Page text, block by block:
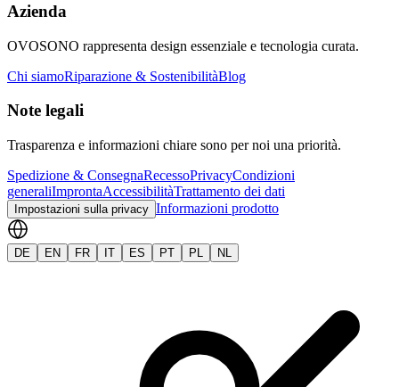
Azienda
OVOSONO rappresenta design essenziale e tecnologia curata.
Chi siamoRiparazione & SostenibilitàBlog
Note legali
Trasparenza e informazioni chiare sono per noi una priorità.
Spedizione & ConsegnaRecessoPrivacyCondizioni
generaliImprontaAccessibilitàTrattamento dei dati
Impostazioni sulla privacy Informazioni prodotto
DE EN FR IT ES PT PL NL